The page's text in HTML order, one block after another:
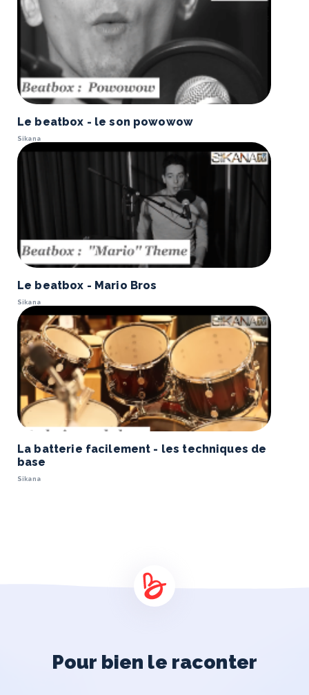
Le beatbox - le son powowow
Sikana
Le beatbox - Mario Bros
Sikana
La batterie facilement - les techniques de
base
Sikana
Pour bien le raconter